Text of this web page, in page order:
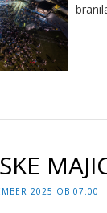
2025 OB 07:00